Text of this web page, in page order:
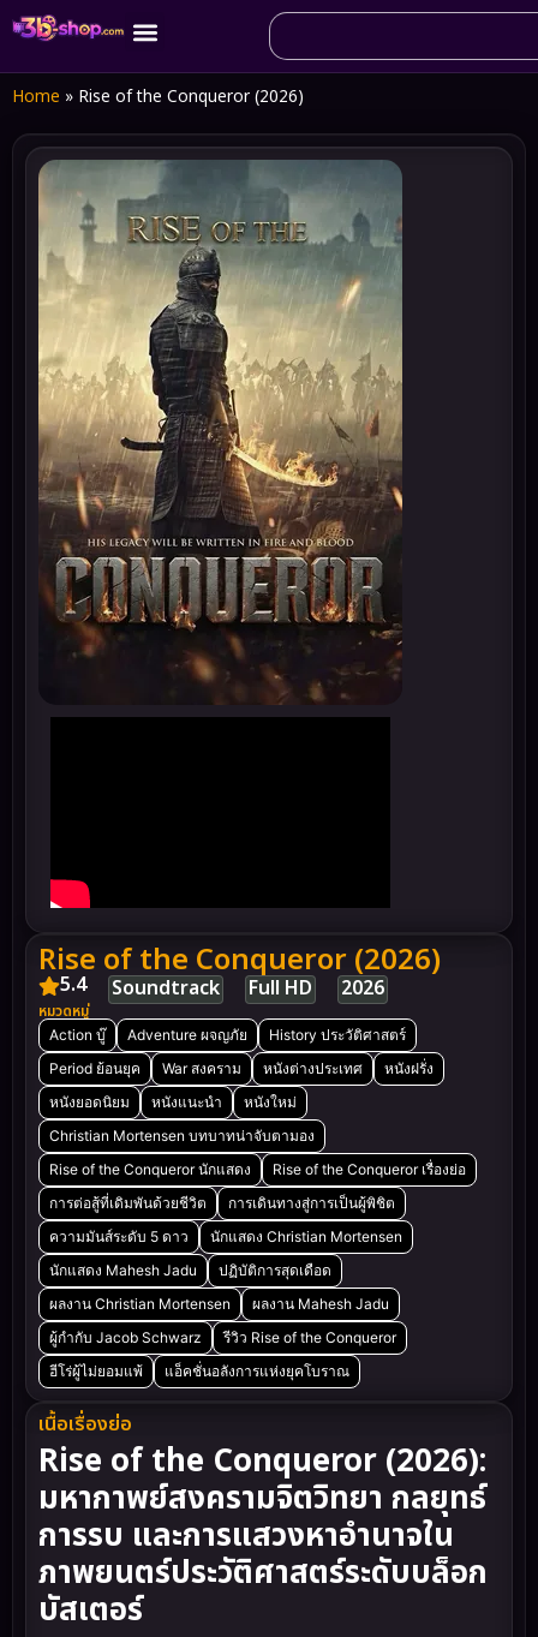
Home » Rise of the Conqueror (2026)
Rise of the Conqueror (2026)
5.4 Soundtrack Full HD 2026
หมวดหมู่
Action บู๊ Adventure ผจญภัย
History ประวัติศาสตร์
Period ย้อนยุค
War สงคราม หนังต่างประเทศ
หนังฝรั่ง
หนังยอดนิยม
หนังแนะนำ
หนังใหม่
Christian Mortensen บทบาทน่าจับตามอง
Rise of the Conqueror นักแสดง
Rise of the Conqueror เรื่องย่อ
การต่อสู้ที่เดิมพันด้วยชีวิต
การเดินทางสู่การเป็นผู้พิชิต
ความมันส์ระดับ 5 ดาว
นักแสดง Christian Mortensen
นักแสดง Mahesh Jadu
ปฏิบัติการสุดเดือด
ผลงาน Christian Mortensen
ผลงาน Mahesh Jadu
ผู้กำกับ Jacob Schwarz
รีวิว Rise of the Conqueror
ฮีโร่ผู้ไม่ยอมแพ้
แอ็คชั่นอลังการแห่งยุคโบราณ
เนื้อเรื่องย่อ
Rise of the Conqueror (2026):
มหากาพย์สงครามจิตวิทยา กลยุทธ์
การรบ และการแสวงหาอำนาจใน
ภาพยนตร์ประวัติศาสตร์ระดับบล็อก
บัสเตอร์